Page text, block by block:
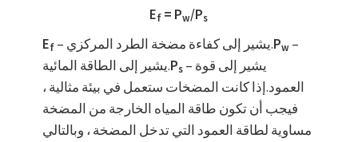
Ef = Pw/Ps
Ef – يشير إلى كفاءة مضخة الطرد المركزي.Pw –
يشير إلى الطاقة المائية.Ps – يشير إلى قوة
العمود.إذا كانت المضخات ستعمل في بيئة مثالية ،
فيجب أن تكون طاقة المياه الخارجة من المضخة
مساوية لطاقة العمود التي تدخل المضخة ، وبالتالي